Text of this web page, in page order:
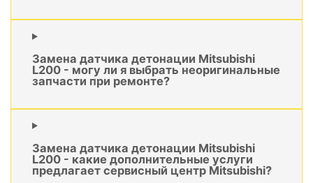
Замена датчика детонации Mitsubishi
L200 - могу ли я выбрать неоригинальные
запчасти при ремонте?
Замена датчика детонации Mitsubishi
L200 - какие дополнительные услуги
предлагает сервисный центр Mitsubishi?